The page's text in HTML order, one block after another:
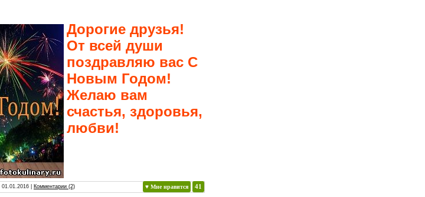
Дорогие друзья!
От всей души
поздравляю вас С
Новым Годом!
Желаю вам
счастья, здоровья,
любви!
♥ Мне нравится 41
01.01.2016 Комментарии (2)